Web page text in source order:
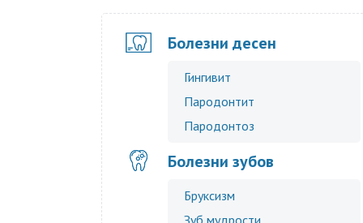
Болезни десен
Гингивит
Пародонтит
Пародонтоз
Болезни зубов
Бруксизм